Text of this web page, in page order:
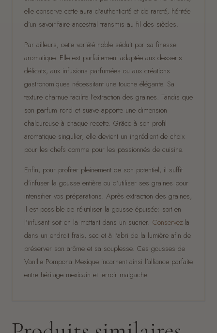
elle conserve cette aura d’authenticité et de rareté, héritée
d’un savoir-faire ancestral transmis au fil des siècles.
Par ailleurs, cette variété noble séduit par sa finesse
aromatique. Elle est parfaitement adaptée aux desserts
délicats, aux infusions parfumées ou aux créations
gastronomiques nécessitant une touche élégante. Sa
texture charnue facilite l’extraction des graines. Tandis que
son parfum rond et suave apporte une dimension
chaleureuse à chaque recette. Grâce à son profil
aromatique singulier, elle devient un ingrédient de choix
pour les chefs comme pour les passionnés de cuisine.
Enfin, pour profiter pleinement de son potentiel, il suffit
d’infuser la gousse entière ou d’utiliser ses graines pour
intensifier vos préparations. Après extraction des graines,
il est possible de ré-utiliser la gousse épuisée: soit en
l’infusant soit en la mettant dans un sucrier. Conservez-la
dans un endroit frais, sec et à l’abri de la lumière afin de
préserver son arôme et sa souplesse. Ces gousses de
Vanille Pompona Mexique incarnent ainsi l’alliance parfaite
entre héritage mexicain et terroir malgache.